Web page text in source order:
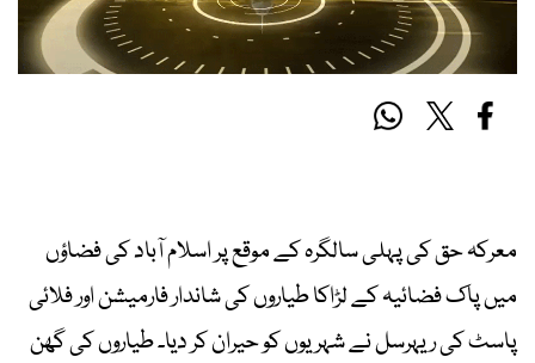
معرکہ حق کی پہلی سالگرہ کے موقع پر اسلام آباد کی فضاؤں
میں پاک فضائیہ کے لڑاکا طیاروں کی شاندار فارمیشن اور فلائی
پاسٹ کی ریہرسل نے شہریوں کو حیران کر دیا۔ طیاروں کی گھن